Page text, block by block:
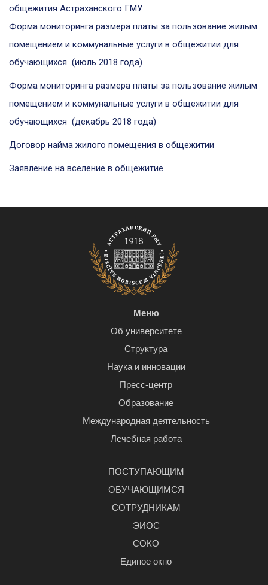
общежития Астраханского ГМУ
Форма мониторинга размера платы за пользование жилым
помещением и коммунальные услуги в общежитии для
обучающихся (июль 2018 года)
Форма мониторинга размера платы за пользование жилым
помещением и коммунальные услуги в общежитии для
обучающихся (декабрь 2018 года)
Договор найма жилого помещения в общежитии
Заявление на вселение в общежитие
Меню
Об университете
Структура
Наука и инновации
Пресс-центр
Образование
Международная деятельность
Лечебная работа
ПОСТУПАЮЩИМ
ОБУЧАЮЩИМСЯ
СОТРУДНИКАМ
ЭИОС
СОКО
Единое окно